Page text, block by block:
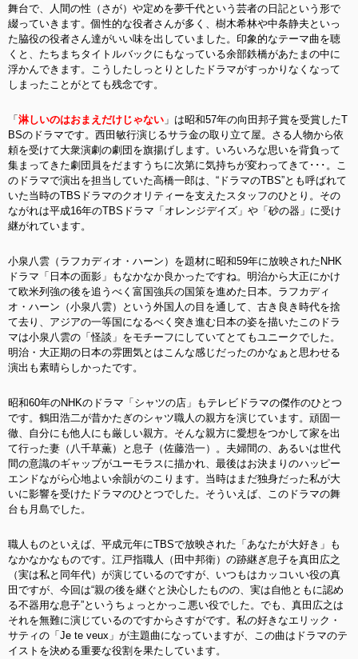
舞台で、人間の性（さが）や定めを夢千代という芸者の日記という形で
綴っていきます。個性的な役者さんが多く、樹木希林や中条静夫といっ
た脇役の役者さん達がいい味を出していました。印象的なテーマ曲を聴
くと、たちまちタイトルバックにもなっている余部鉄橋があたまの中に
浮かんできます。こうしたしっとりとしたドラマがすっかりなくなって
しまったことがとても残念です。
「 淋しいのはおまえだけじゃない 」は昭和57年の向田邦子賞を受賞したT
BSのドラマです。西田敏行演じるサラ金の取り立て屋。さる人物から依
頼を受けて大衆演劇の劇団を旗揚げします。いろいろな思いを背負って
集まってきた劇団員をだますうちに次第に気持ちが変わってきて･･･。こ
のドラマで演出を担当していた高橋一郎は、“ドラマのTBS”とも呼ばれて
いた当時のTBSドラマのクオリティーを支えたスタッフのひとり。その
ながれは平成16年のTBSドラマ「オレンジデイズ」や「砂の器」に受け
継がれています。
小泉八雲（ラフカディオ・ハーン）を題材に昭和59年に放映されたNHK
ドラマ「日本の面影」もなかなか良かったですね。明治から大正にかけ
て欧米列強の後を追うべく富国強兵の国策を進めた日本。ラフカディ
オ・ハーン（小泉八雲）という外国人の目を通して、古き良き時代を捨
て去り、アジアの一等国になるべく突き進む日本の姿を描いたこのドラ
マは小泉八雲の「怪談」をモチーフにしていてとてもユニークでした。
明治・大正期の日本の雰囲気とはこんな感じだったのかなぁと思わせる
演出も素晴らしかったです。
昭和60年のNHKのドラマ「シャツの店」もテレビドラマの傑作のひとつ
です。鶴田浩二が昔かたぎのシャツ職人の親方を演じています。頑固一
徹、自分にも他人にも厳しい親方。そんな親方に愛想をつかして家を出
て行った妻（八千草薫）と息子（佐藤浩一）。夫婦間の、あるいは世代
間の意識のギャップがユーモラスに描かれ、最後はお決まりのハッピー
エンドながら心地よい余韻がのこります。当時はまだ独身だった私が大
いに影響を受けたドラマのひとつでした。そういえば、このドラマの舞
台も月島でした。
職人ものといえば、平成元年にTBSで放映された「あなたが大好き」も
なかなかなものです。江戸指職人（田中邦衛）の跡継ぎ息子を真田広之
（実は私と同年代）が演じているのですが、いつもはカッコいい役の真
田ですが、今回は“親の後を継ぐと決心したものの、実は自他ともに認め
る不器用な息子”というちょっとかっこ悪い役でした。でも、真田広之は
それを無難に演じているのですからさすがです。私の好きなエリック・
サティの「Je te veux」が主題曲になっていますが、この曲はドラマのテ
イストを決める重要な役割を果たしています。